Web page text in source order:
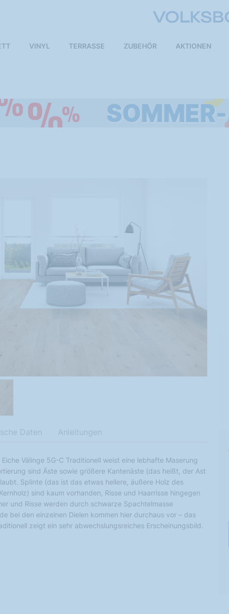
VINYL TERRASSE ZUBEHÖR AKTIONEN
Välinge 5G-C Traditionell weist eine lebhafte Maserung
sind Äste sowie größere Kantenäste (das heißt, der Ast
Splinte (das ist das etwas hellere, äußere Holz des
sind kaum vorhanden, Risse und Haarrisse hingegen
und Risse werden durch schwarze Spachtelmasse
bei den einzelnen Dielen kommen hier durchaus vor – das
zeigt ein sehr abwechslungsreiches Erscheinungsbild.
Daten Anleitungen